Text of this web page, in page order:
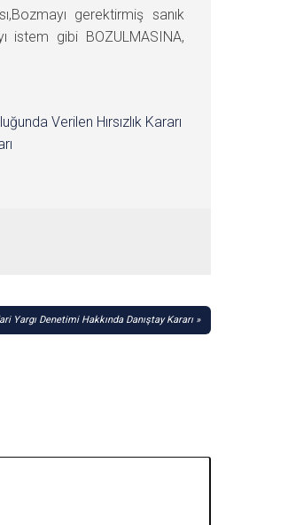
gerektirmiş sanık
istem gibi BOZULMASINA,
Verilen Hırsızlık Kararı
Yargı Denetimi Hakkında Danıştay Kararı